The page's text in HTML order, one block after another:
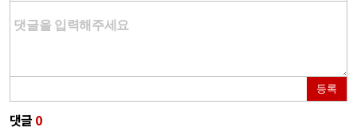
등록
댓글 0